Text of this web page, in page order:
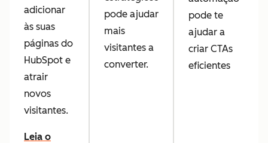
adicionar
às suas
páginas do
HubSpot e
atrair
novos
visitantes.
Leia o
pode ajudar
mais
visitantes a
converter.
pode te
ajudar a
criar CTAs
eficientes